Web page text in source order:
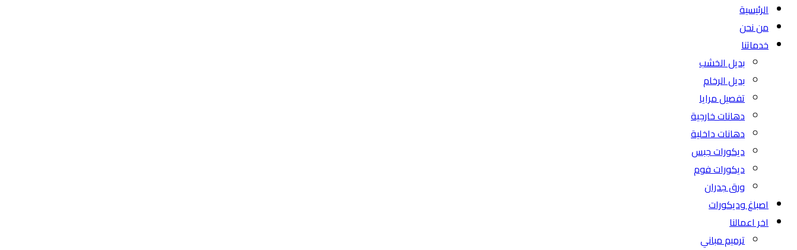
الرئيسية
من نحن
خدماتنا
بديل الخشب
بديل الرخام
تفصيل مرايا
دهانات خارجية
دهانات داخلية
ديكورات جبس
ديكورات فوم
ورق جدران
اصباغ وديكورات
اخر اعمالنا
ترميم مباني